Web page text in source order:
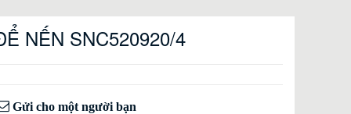
NẾN SNC520920/4
Gửi cho một người bạn